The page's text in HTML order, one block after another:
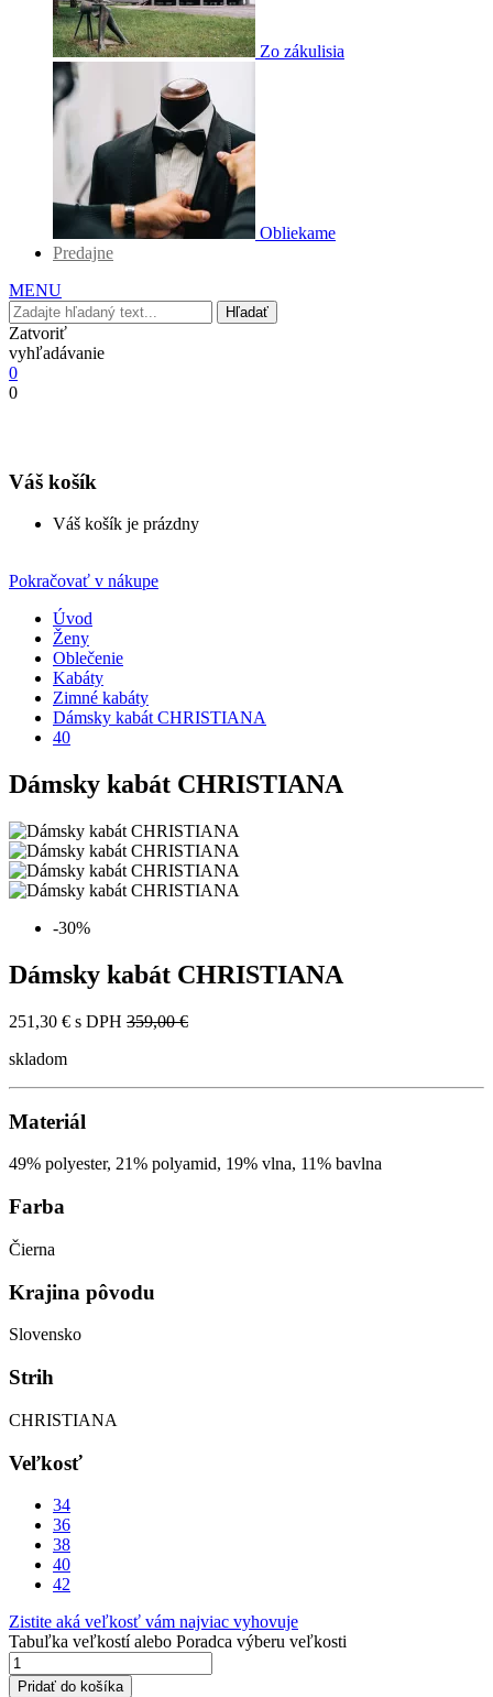
Zo zákulisia
Obliekame
Predajne
MENU
Hľadať
Zatvoriť
vyhľadávanie
0
0
Váš košík
Váš košík je prázdny
Pokračovať v nákupe
Úvod
Ženy
Oblečenie
Kabáty
Zimné kabáty
Dámsky kabát CHRISTIANA
40
Dámsky kabát CHRISTIANA
-30%
Dámsky kabát CHRISTIANA
251,30 € s DPH 359,00 €
skladom
Materiál
49% polyester, 21% polyamid, 19% vlna, 11% bavlna
Farba
Čierna
Krajina pôvodu
Slovensko
Strih
CHRISTIANA
Veľkosť
34
36
38
40
42
Zistite aká veľkosť vám najviac vyhovuje
Tabuľka veľkostí alebo Poradca výberu veľkosti
Pridať do košíka